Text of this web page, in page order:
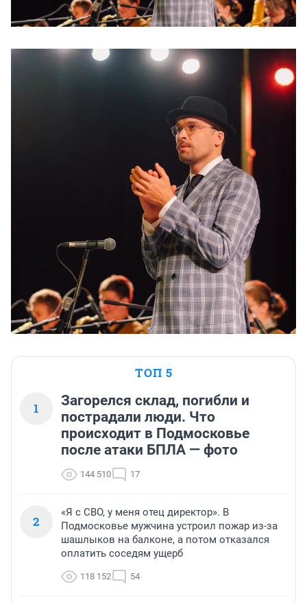
ТОП 5
1
Загорелся склад, погибли и
пострадали люди. Что
происходит в Подмосковье
после атаки БПЛА — фото
144 510 17
2
«Я с СВО, у меня отец директор». В
Подмосковье мужчина устроил пожар из-за
шашлыков на балконе, а потом отказался
оплатить соседям ущерб
118 152 54